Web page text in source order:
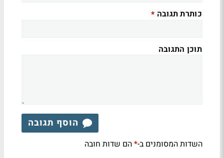
כותרת תגובה *
תוכן התגובה
הוסף תגובה
השדות המסומנים ב-*הם שדות חובה